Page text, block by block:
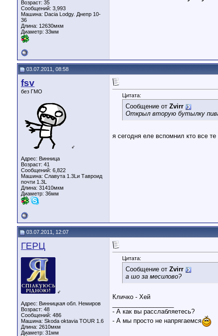
Возраст: 35
Сообщений: 3,993
Машина: Dacia Lodgy. Днепр 10-
36
Длина: 12630мкм
Диаметр: 33мм
03.07.2011, 08:58
fsv
без ГМО
♂
Адрес: Винница
Возраст: 41
Сообщений: 6,822
Машина: Славута 1.3Lи Тавроид
почти 1.3L
Длина: 31410мкм
Диаметр: 36мм
Цитата:
Сообщение от Zvirr
Открыл вторую бутылку
я сегодня еле вспомнил кто все
03.07.2011, 12:07
ГЕРЦ
♂
Адрес: Винницкая обл. Немиров
Возраст: 48
Сообщений: 486
Машина: Skoda oktavia TOUR 1.6
Длина: 2610мкм
Диаметр: 31мм
Цитата:
Сообщение от Zvirr
а шо за месилово?
Кличко - Хей
- А как вы расслабляетесь?
- А мы просто не напрягаемся